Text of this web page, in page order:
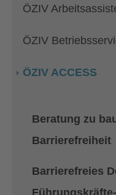
ÖZIV
ÖZIV
ÖZIV ACCESS
Beratung zu
Barrierefreiheit
Barrierefreies